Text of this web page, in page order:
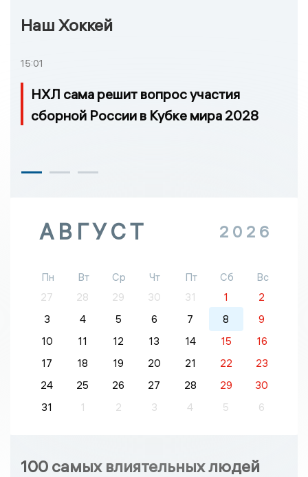
Наш Хоккей
15:01
НХЛ сама решит вопрос участия
сборной России в Кубке мира 2028
АВГУСТ 2026
Пн Вт Ср Чт Пт Сб
Вс
27
28 29 30 31 1
2
3
4 5 6 7 8
9
10
11 12 13 14 15
16
17
18 19 20 21 22
23
24
25 26 27 28 29
30
31
1 2 3 4 5 6
100 самых влиятельных людей